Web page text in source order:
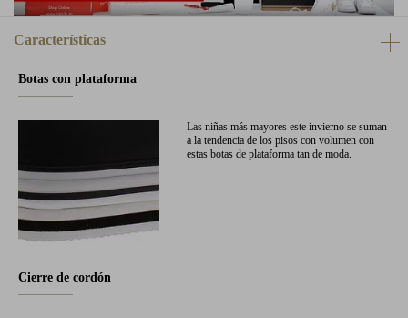
Características
Botas con plataforma
Las niñas más mayores este invierno se suman
a la tendencia de los pisos con volumen con
estas botas de plataforma tan de moda.
Cierre de cordón